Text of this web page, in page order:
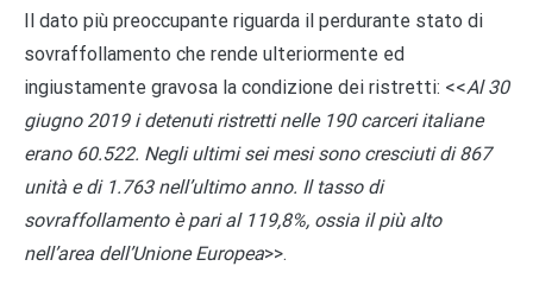
Il dato più preoccupante riguarda il perdurante stato di
sovraffollamento che rende ulteriormente ed
ingiustamente gravosa la condizione dei ristretti: <<Al 30
giugno 2019 i detenuti ristretti nelle 190 carceri italiane
erano 60.522. Negli ultimi sei mesi sono cresciuti di 867
unità e di 1.763 nell’ultimo anno. Il tasso di
sovraffollamento è pari al 119,8%, ossia il più alto
nell’area dell’Unione Europea>>.